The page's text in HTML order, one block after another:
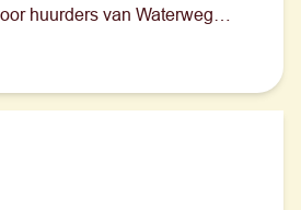
huurders van Waterweg